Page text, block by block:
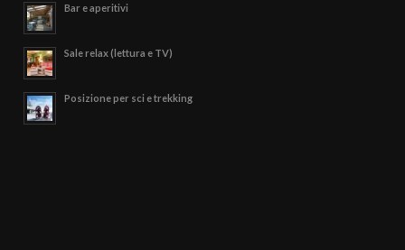
Bar e aperitivi
Sale relax (lettura e TV)
Posizione per sci e trekking